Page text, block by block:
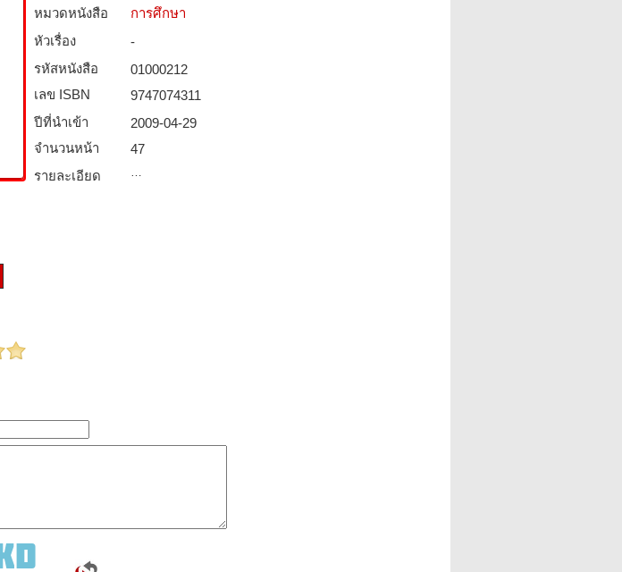
หมวดหนังสือ­
การศึกษา
หัวเรื่อง
-
รหัสหนังสือ­
01000212
เลข ISBN
9747074311
ปีที่นำเข้า
2009-04-29
จำนวนหน้า
47
รายละเอียด
…